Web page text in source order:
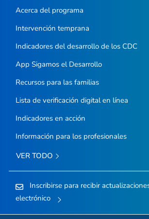
Acerca del programa
Intervención temprana
Indicadores del desarrollo de los CDC
App Sigamos el Desarrollo
Recursos para las familias
Lista de verificación digital en línea
Indicadores en acción
Información para los profesionales
VER TODO
Inscribirse para recibir
electrónico